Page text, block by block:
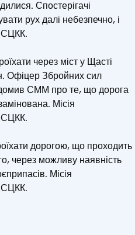
Спостерігачі
рух далі небезпечно, і
СЦКК.
через міст у Щасті
Офіцер Збройних сил
СММ про те, що дорога
Місія
СЦКК.
дорогою, що проходить
через можливу наявність
Місія
СЦКК.